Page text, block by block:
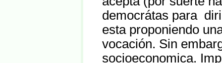
democrátas para
esta proponiendo
vocación. Sin
socioeconomica.